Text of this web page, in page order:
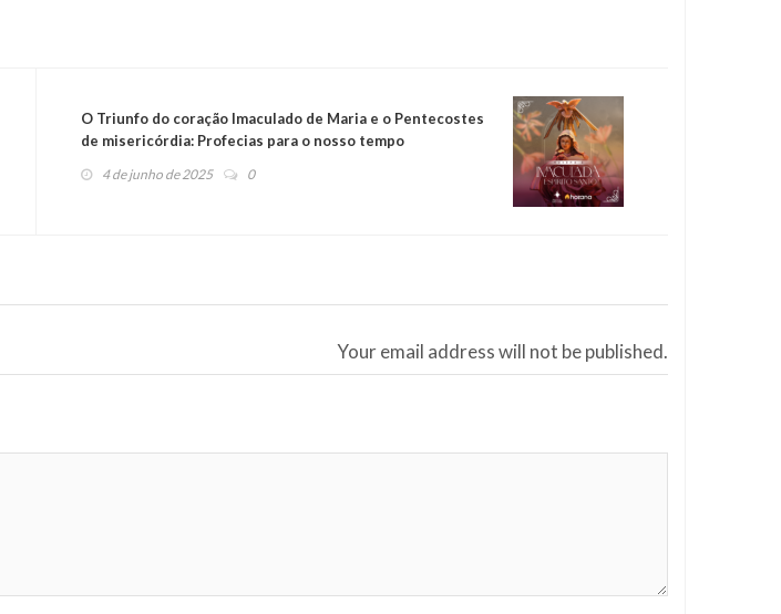
O Triunfo do coração Imaculado de Maria e o Pentecostes
de misericórdia: Profecias para o nosso tempo
4 de junho de 2025 0
Your email address will not be published.